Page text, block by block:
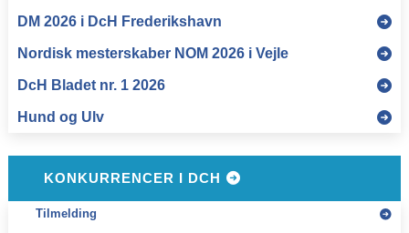
KONKURRENCER I DCH
Tilmelding